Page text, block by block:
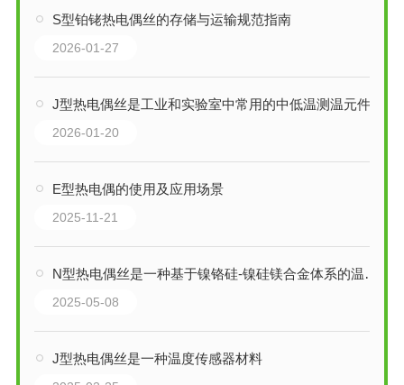
S型铂铑热电偶丝的存储与运输规范指南
2026-01-27
J型热电偶丝是工业和实验室中常用的中低温测温元件
2026-01-20
E型热电偶的使用及应用场景
2025-11-21
N型热电偶丝是一种基于镍铬硅-镍硅镁合金体系的温度传感器材料
2025-05-08
J型热电偶丝是一种温度传感器材料